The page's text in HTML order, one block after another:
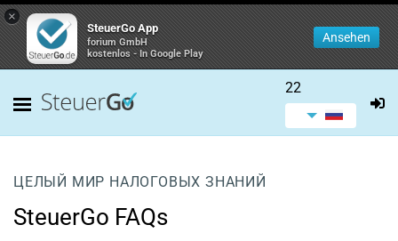
×
SteuerGo App
forium GmbH
kostenlos - In Google Play
Ansehen
22
ЦЕЛЫЙ МИР НАЛОГОВЫХ ЗНАНИЙ
SteuerGo FAQs